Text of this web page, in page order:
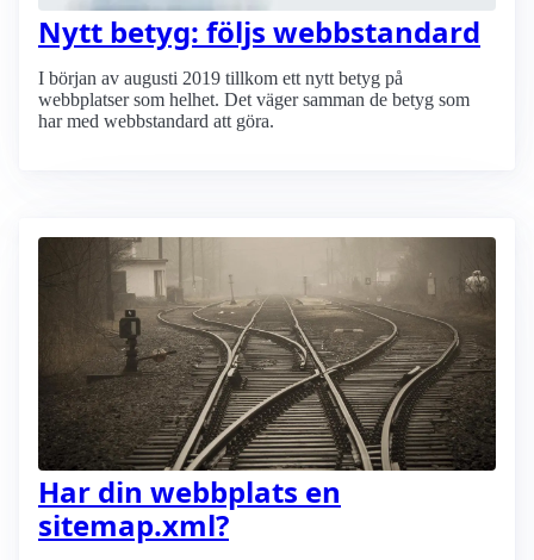
Nytt betyg: följs webbstandard
I början av augusti 2019 tillkom ett nytt betyg på
webbplatser som helhet. Det väger samman de betyg som
har med webbstandard att göra.
Har din webbplats en
sitemap.xml?